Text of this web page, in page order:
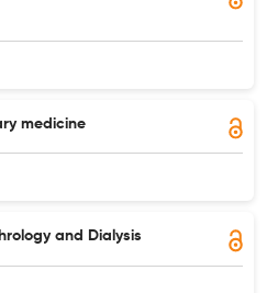
medicine
and Dialysis